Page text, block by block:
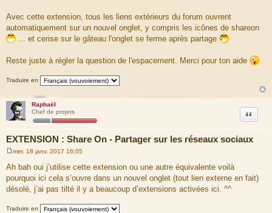
Avec cette extension, tous les liens extérieurs du forum ouvrent
automatiquement sur un nouvel onglet, y compris les icônes de shareon
... et cerise sur le gâteau l'onglet se ferme après partage
Reste juste à régler la question de l'espacement. Merci pour ton aide
Traduire en
Raphaël
Chef de projets
EXTENSION : Share On - Partager sur les réseaux sociaux
Citation
s
s
a
g
mer. 18 janv. 2017 16:05
Ah bah oui j’utilise cette extension ou une autre équivalente voilà
pourquoi ici cela s’ouvre dans un nouvel onglet (tout lien externe en fait)
désolé, j’ai pas tilté il y a beaucoup d’extensions activées ici. ^^
Traduire en